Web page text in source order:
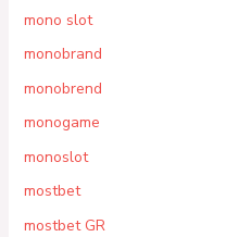
mono slot
monobrand
monobrend
monogame
monoslot
mostbet
mostbet GR